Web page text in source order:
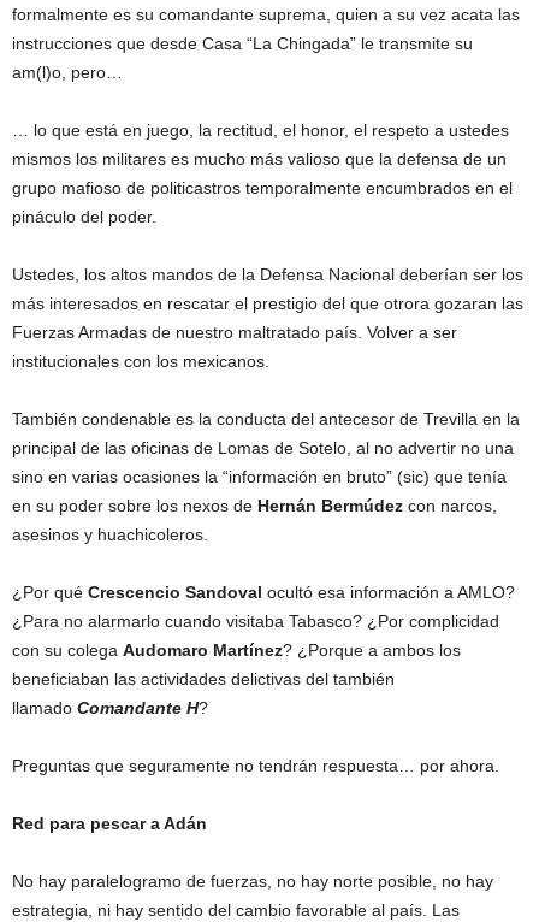
formalmente es su comandante suprema, quien a su vez acata las
instrucciones que desde Casa “La Chingada” le transmite su
am(l)o, pero…
… lo que está en juego, la rectitud, el honor, el respeto a ustedes
mismos los militares es mucho más valioso que la defensa de un
grupo mafioso de politicastros temporalmente encumbrados en el
pináculo del poder.
Ustedes, los altos mandos de la Defensa Nacional deberían ser los
más interesados en rescatar el prestigio del que otrora gozaran las
Fuerzas Armadas de nuestro maltratado país. Volver a ser
institucionales con los mexicanos.
También condenable es la conducta del antecesor de Trevilla en la
principal de las oficinas de Lomas de Sotelo, al no advertir no una
sino en varias ocasiones la “información en bruto” (sic) que tenía
en su poder sobre los nexos de Hernán Bermúdez con narcos,
asesinos y huachicoleros.
¿Por qué Crescencio Sandoval ocultó esa información a AMLO?
¿Para no alarmarlo cuando visitaba Tabasco? ¿Por complicidad
con su colega Audomaro Martínez? ¿Porque a ambos los
beneficiaban las actividades delictivas del también
llamado Comandante H?
Preguntas que seguramente no tendrán respuesta… por ahora.
Red para pescar a Adán
No hay paralelogramo de fuerzas, no hay norte posible, no hay
estrategia, ni hay sentido del cambio favorable al país. Las